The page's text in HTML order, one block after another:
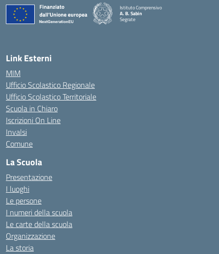
Istituto Comprensivo
A. B. Sabin
Segrate
Link Esterni
MIM
Ufficio Scolastico Regionale
Ufficio Scolastico Territoriale
Scuola in Chiaro
Iscrizioni On Line
Invalsi
Comune
La Scuola
Presentazione
I luoghi
Le persone
I numeri della scuola
Le carte della scuola
Organizzazione
La storia